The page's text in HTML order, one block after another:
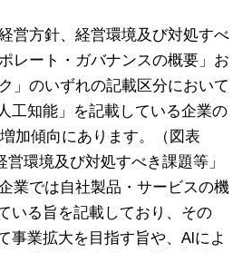
営方針、経営環境及び対処すべ
レート・ガバナンスの概要」お
」のいずれの記載区分において
工知能」を記載している企業の
加傾向にあります。（図表
環境及び対処すべき課題等」
業では自社製品・サービスの機
いる旨を記載しており、その
事業拡大を目指す旨や、AIによ